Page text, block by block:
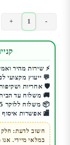
-
כמות
של
דיבורית
בלוטוס
מבית
Nordic
+
⚡ שירות מהיר
💬 ייעוץ מקצועי
🛡️ אחריות
🚚 משלוח עד הבית חינם
📦 משלוח ללוקר 15 ₪ / חינם מעל 200 ₪
🏬 אפשרות איסוף
חשוב לדעת: חלק
במלאי מיידי.